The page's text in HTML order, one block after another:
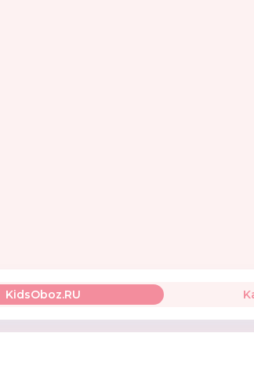
KidsOboz.RU